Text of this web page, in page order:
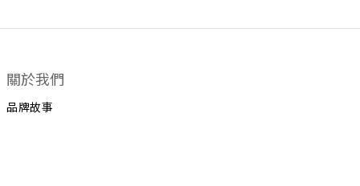
關於我們
品牌故事